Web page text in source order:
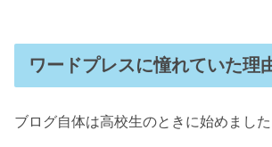
ワードプレスに憧れていた理
ブログ自体は高校生のときに始めました